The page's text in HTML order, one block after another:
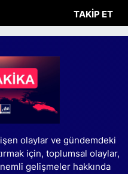
TAKIP ET
olaylar ve gündemdeki
için, toplumsal olaylar,
gelişmeler hakkında